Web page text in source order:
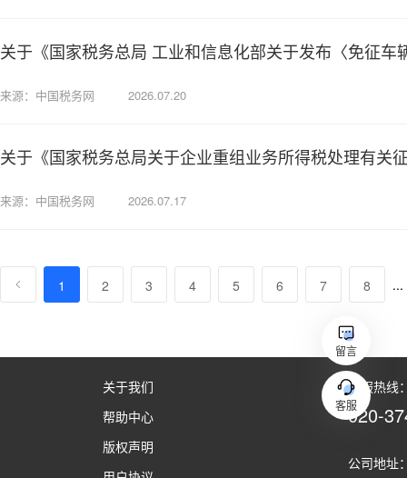
来源：中国税务网 2026.07.20
关于《国家税务总局关于企业重组业务所得税处理有关
来源：中国税务网 2026.07.17
1 2 3 4 5 6 7 8 ...
留言
客服
关于我们
帮助中心
版权声明
客服热线
020-
公司地址